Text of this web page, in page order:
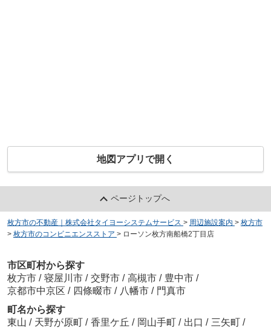
地図アプリで開く
ページトップへ
枚方市の不動産｜株式会社タイヨーシステムサービス > 周辺施設案内 > 枚方市
> 枚方市のコンビニエンスストア > ローソン枚方南船橋2丁目店
市区町村から探す
枚方市 / 寝屋川市 / 交野市 / 高槻市 / 豊中市 /
京都市中京区 / 四條畷市 / 八幡市 / 門真市
町名から探す
東山 / 天野が原町 / 香里ケ丘 / 岡山手町 / 出口 / 三矢町 /